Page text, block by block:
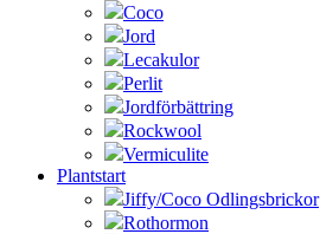
Coco
Jord
Lecakulor
Perlit
Jordförbättring
Rockwool
Vermiculite
Plantstart
Jiffy/Coco Odlingsbrickor
Rothormon